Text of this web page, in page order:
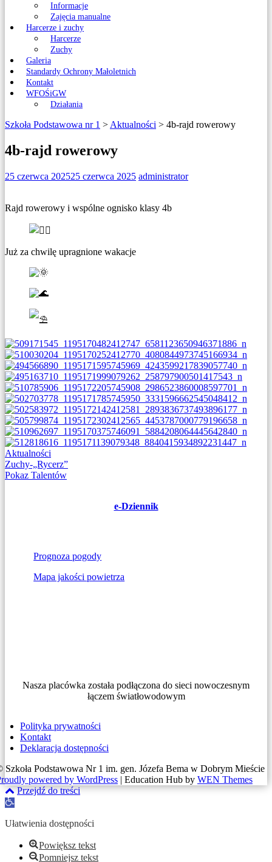
Informacje
Zajęcia manualne
Harcerze i zuchy
Harcerze
Zuchy
Galeria
Standardy Ochrony Małoletnich
Kontakt
WFOŚiGW
Działania
Szkoła Podstawowa nr 1 > Aktualności > 4b-rajd rowerowy
4b-rajd rowerowy
25 czerwca 202525 czerwca 2025 administrator
Rajd rowerowy i wspólne ognisko klasy 4b
Już za chwilę upragnione wakacje
Aktualności
Nawigacja
wpisu
Zuchy-„Rycerz”
Pokaz Talentów
e-Dziennik
Prognoza pogody
Mapa jakości powietrza
Nasza placówka została podłączona do sieci nowoczesnym
łączem światłowodowym
Polityka prywatności
Kontakt
Deklaracja dostępności
Szkoła Podstawowa Nr 1 im. gen. Józefa Bema w Dobrym Mieście
powered by WordPress | Education Hub by WEN Themes
Przejdź do treści
Otwórz
narzędzi
Ułatwienia dostępności
Powiększ tekst
Pomniejsz tekst